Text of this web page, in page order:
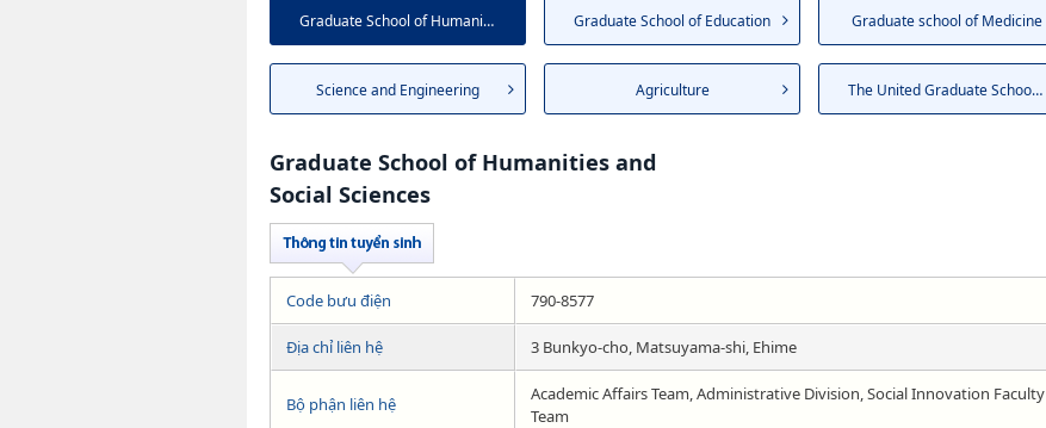
Graduate School of Humanities... Graduate School of Education Graduate school of Medicine
Science and Engineering Agriculture The United Graduate School of...
Graduate School of Humanities and
Social Sciences
Code bưu điện 790-8577
Địa chỉ liên hệ 3 Bunkyo-cho, Matsuyama-shi, Ehime
Bộ phận liên hệ
Academic Affairs Team, Administrative Division, Social Innovation Faculty
Team